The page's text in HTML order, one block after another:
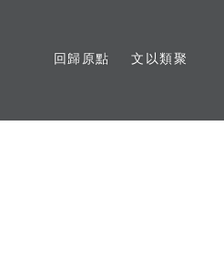
回歸原點 文以類聚